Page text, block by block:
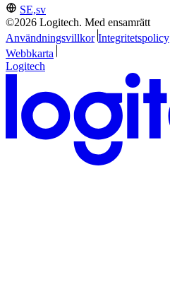
SE,sv
©2026 Logitech. Med ensamrätt
Användningsvillkor Integritetspolicy
Webbkarta
Logitech